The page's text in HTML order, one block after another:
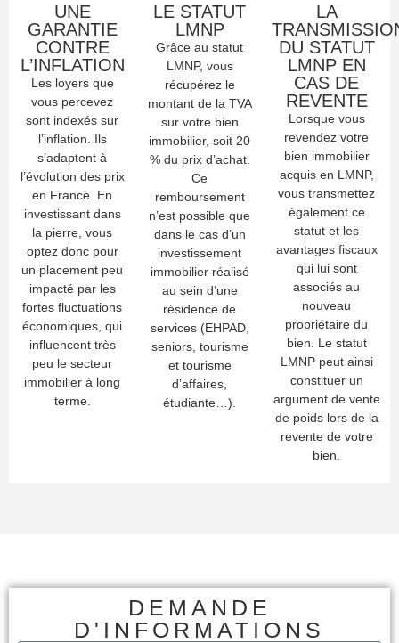
UNE
GARANTIE
CONTRE
L’INFLATION
Les loyers que
vous percevez
sont indexés sur
l’inflation. Ils
s’adaptent à
l’évolution des prix
en France. En
investissant dans
la pierre, vous
optez donc pour
un placement peu
impacté par les
fortes fluctuations
économiques, qui
influencent très
peu le secteur
immobilier à long
terme.
LE STATUT
LMNP
Grâce au statut
LMNP, vous
récupérez le
montant de la TVA
sur votre bien
immobilier, soit 20
% du prix d’achat.
Ce
remboursement
n’est possible que
dans le cas d’un
investissement
immobilier réalisé
au sein d’une
résidence de
services (EHPAD,
seniors, tourisme
et tourisme
d’affaires,
étudiante…).
LA
DU STATUT
LMNP EN
CAS DE
REVENTE
Lorsque vous
revendez votre
bien immobilier
acquis en LMNP,
vous transmettez
également ce
statut et les
avantages fiscaux
qui lui sont
associés au
nouveau
propriétaire du
bien. Le statut
LMNP peut ainsi
constituer un
argument de vente
de poids lors de la
revente de votre
bien.
DEMANDE
D'INFORMATIONS